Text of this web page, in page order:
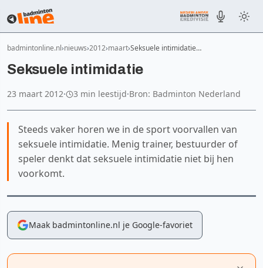
badmintonline.nl nieuws 2012 maart Seksuele intimidatie…
Seksuele intimidatie
23 maart 2012· 3 min leestijd·Bron: Badminton Nederland
Steeds vaker horen we in de sport voorvallen van
seksuele intimidatie. Menig trainer, bestuurder of
speler denkt dat seksuele intimidatie niet bij hen
voorkomt.
Maak badmintonline.nl je Google-favoriet